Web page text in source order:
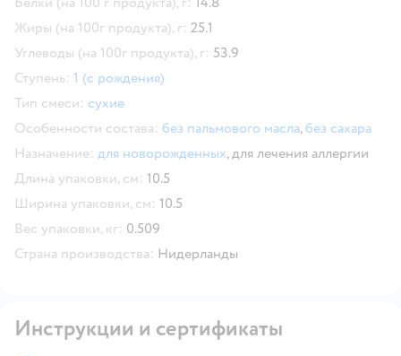
Жиры (на 100г продукта), г: 25.1
Углеводы (на 100г продукта), г: 53.9
Ступень: 1 (с рождения)
Тип смеси: сухие
Особенности состава: без пальмового масла,без сахара
Назначение: для новорожденных,для лечения аллергии
Длина упаковки, см: 10.5
Ширина упаковки, см: 10.5
Вес упаковки, кг: 0.509
Страна производства: Нидерланды
Инструкции и сертификаты